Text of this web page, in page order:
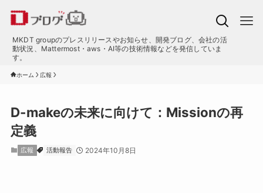
MKDT groupのプレスリリースやお知らせ、開発ブログ、会社の活
動状況、Mattermost・aws・AI等の技術情報などを発信していま
す。
ホーム 広報
D-makeの未来に向けて：Missionの再
定義
広報 活動報告 2024年10月8日